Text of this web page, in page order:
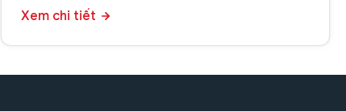
Xem chi tiết